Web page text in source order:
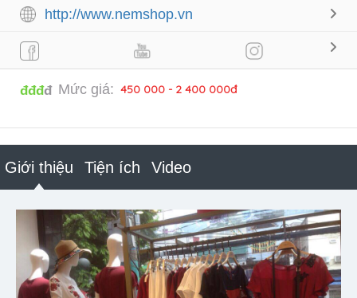
http://www.nemshop.vn
đđđđ Mức giá: 450 000 - 2 400 000đ
Giới thiệu Tiện ích Video